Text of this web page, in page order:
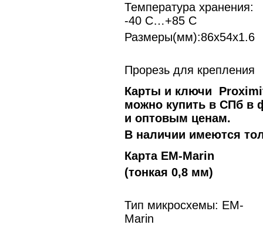
Температура хранения:
-40 С…+85 С
Размеры(мм):86х54х1.6
Прорезь для крепления
Карты и ключи
можно купить в СПб в
и оптовым ценам.
В наличии имеются
Карта EM-Marin
(тонкая 0,8 мм)
Тип микросхемы: EM-
Marin